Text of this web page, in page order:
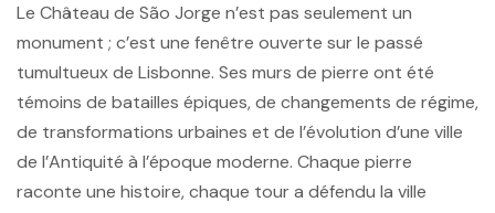
Le Château de São Jorge n’est pas seulement un
monument ; c’est une fenêtre ouverte sur le passé
tumultueux de Lisbonne. Ses murs de pierre ont été
témoins de batailles épiques, de changements de régime,
de transformations urbaines et de l’évolution d’une ville
de l’Antiquité à l’époque moderne. Chaque pierre
raconte une histoire, chaque tour a défendu la ville